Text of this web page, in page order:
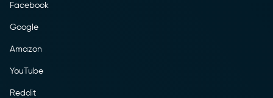
Facebook
Google
Amazon
YouTube
Reddit